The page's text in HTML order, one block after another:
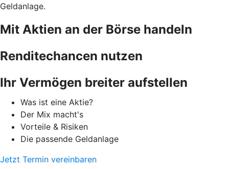
Geldanlage.
Mit Aktien an der Börse handeln
Renditechancen nutzen
Ihr Vermögen breiter aufstellen
Was ist eine Aktie?
Der Mix macht's
Vorteile & Risiken
Die passende Geldanlage
Jetzt Termin vereinbaren